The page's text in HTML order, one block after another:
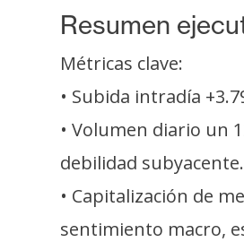
e
n
s
a
e
m
a
Resumen
Métricas clave:
• Subida intradía
• Volumen diario un
debilidad subyacente.
• Capitalización de
sentimiento macro,